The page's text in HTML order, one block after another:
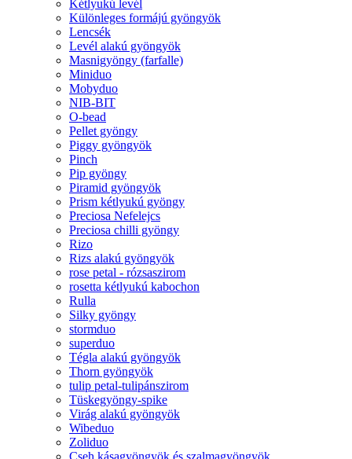
Kétlyukú levél
Különleges formájú gyöngyök
Lencsék
Levél alakú gyöngyök
Masnigyöngy (farfalle)
Miniduo
Mobyduo
NIB-BIT
O-bead
Pellet gyöngy
Piggy gyöngyök
Pinch
Pip gyöngy
Piramid gyöngyök
Prism kétlyukú gyöngy
Preciosa Nefelejcs
Preciosa chilli gyöngy
Rizo
Rizs alakú gyöngyök
rose petal - rózsaszirom
rosetta kétlyukú kabochon
Rulla
Silky gyöngy
stormduo
superduo
Tégla alakú gyöngyök
Thorn gyöngyök
tulip petal-tulipánszirom
Tüskegyöngy-spike
Virág alakú gyöngyök
Wibeduo
Zoliduo